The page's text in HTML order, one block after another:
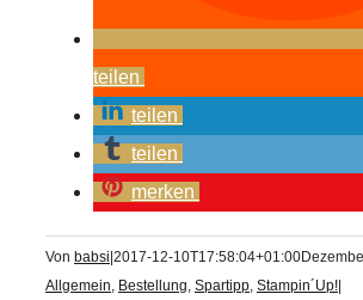
teilen
teilen
teilen
merken
Von babsi|2017-12-10T17:58:04+01:00
Allgemein Bestellung Spartipp Stampin´Up!|